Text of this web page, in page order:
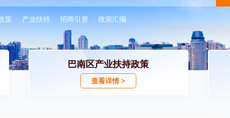
策 产业扶持 招商引资 政策汇编
巴南区产业扶持政策
查看详情 >